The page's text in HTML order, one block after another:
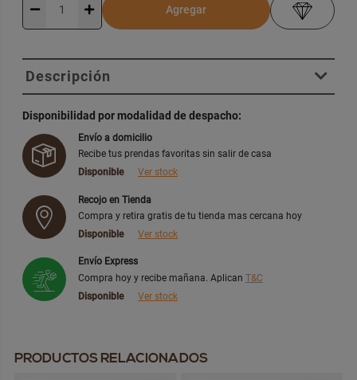
Agregar
Descripción
Disponibilidad por modalidad de despacho:
Envío a domicilio
Recibe tus prendas favoritas sin salir de casa
Disponible
Ver stock
Recojo en Tienda
Compra y retira gratis de tu tienda mas cercana hoy
Disponible
Ver stock
Envío Express
Compra hoy y recibe mañana. Aplican T&C
Disponible
Ver stock
PRODUCTOS RELACIONADOS